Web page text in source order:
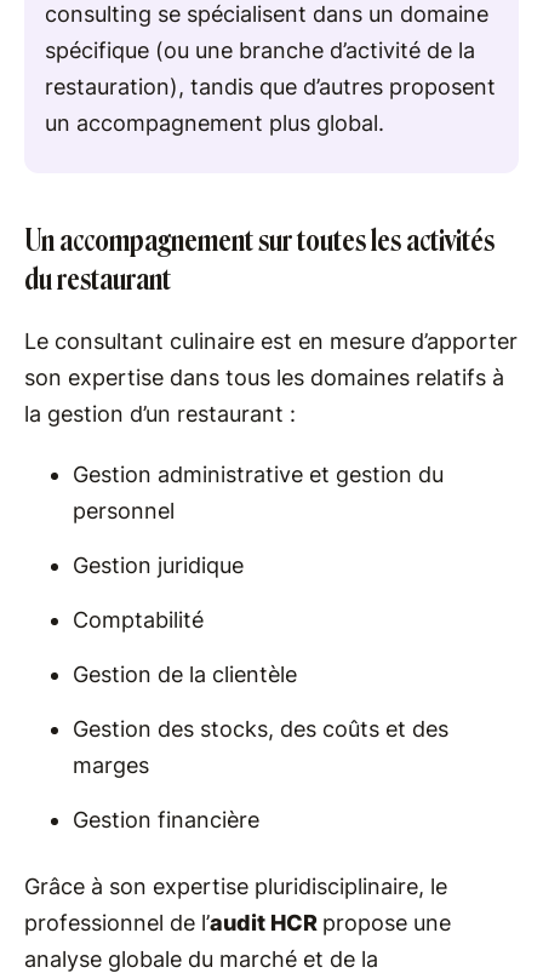
consulting se spécialisent dans un domaine
spécifique (ou une branche d’activité de la
restauration), tandis que d’autres proposent
un accompagnement plus global.
Un accompagnement sur toutes les activités
du restaurant
Le consultant culinaire est en mesure d’apporter
son expertise dans tous les domaines relatifs à
la gestion d’un restaurant :
Gestion administrative et gestion du
personnel
Gestion juridique
Comptabilité
Gestion de la clientèle
Gestion des stocks, des coûts et des
marges
Gestion financière
Grâce à son expertise pluridisciplinaire, le
professionnel de l’audit HCR propose une
analyse globale du marché et de la